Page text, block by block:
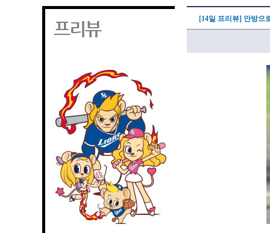
프리뷰 [14일 프리뷰] 안방으